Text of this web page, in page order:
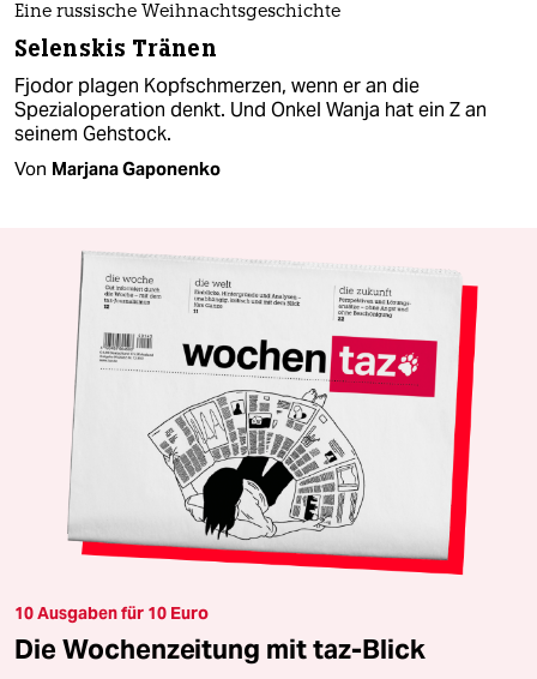
Eine russische Weihnachtsgeschichte
Selenskis Tränen
Fjodor plagen Kopfschmerzen, wenn er an die
Spezialoperation denkt. Und Onkel Wanja hat ein Z an
seinem Gehstock.
Von Marjana Gaponenko
10 Ausgaben für 10 Euro
Die Wochenzeitung mit taz-Blick